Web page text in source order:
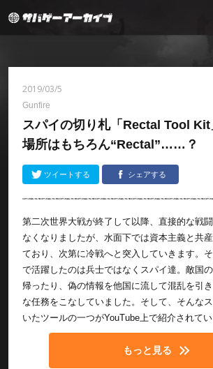
2019/03/5
Gunfire
スパイの切り札「Rectal Tool Kit
場所はもちろん“Rectal”……？
ツイートする シェアする
第二次世界大戦が終了して以降、直接的な戦
なくなりましたが、水面下では資本主義と共
ており、次第に冷戦へと突入していきます。
で活躍したのは兵士ではなくスパイ達。敵国
帰ったり、偽の情報を他国に流して混乱を引
な任務をこなしていました。そして、そんな
いたツールの一つがYouTube上で紹介されてい
もっと見る